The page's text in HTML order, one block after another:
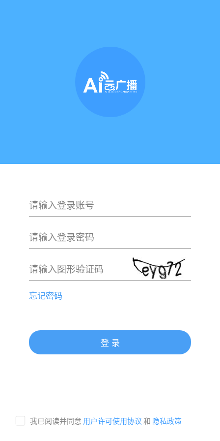
请输入登录账号
请输入登录密码
请输入图形验证码
忘记密码
登 录
我已阅读并同意 用户许可使用协议和 隐私政策